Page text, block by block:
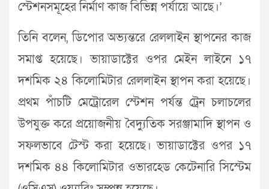
স্টেশনসমূহের নির্মাণ কাজ বিভিন্ন পর্যায়ে আছে।’
তিনি বলেন, ডিপোর অভ্যন্তরে রেললাইন স্থাপনের কাজ
সমাপ্ত হয়েছে। ভায়াডাক্টের ওপর মেইন লাইনে ১৭
দশমিক ২৪ কিলোমিটার রেললাইন স্থাপন করা হয়েছে।
প্রথম পাঁচটি মেট্রোরেল স্টেশন পর্যন্ত ট্রেন চলাচলের
উপযুক্ত করে প্রয়োজনীয় বৈদ্যুতিক সরঞ্জামাদি স্থাপন ও
সফলভাবে টেস্ট করা হয়েছে। ভায়াডাক্টের ওপর ১৭
দশমিক ৪৪ কিলোমিটার ওভারহেড কেটেনারি সিস্টেম